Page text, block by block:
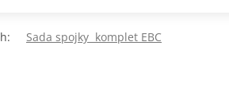
Sada spojky komplet EBC